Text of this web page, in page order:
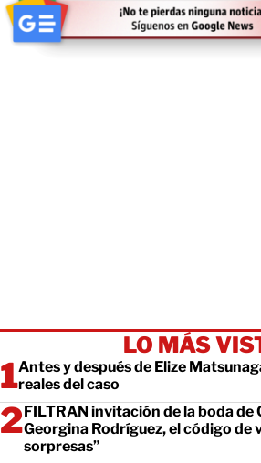
LO MÁS
Antes y después de Elize
reales del caso
FILTRAN invitación de la boda de
Georgina Rodríguez, el código de
sorpresas”